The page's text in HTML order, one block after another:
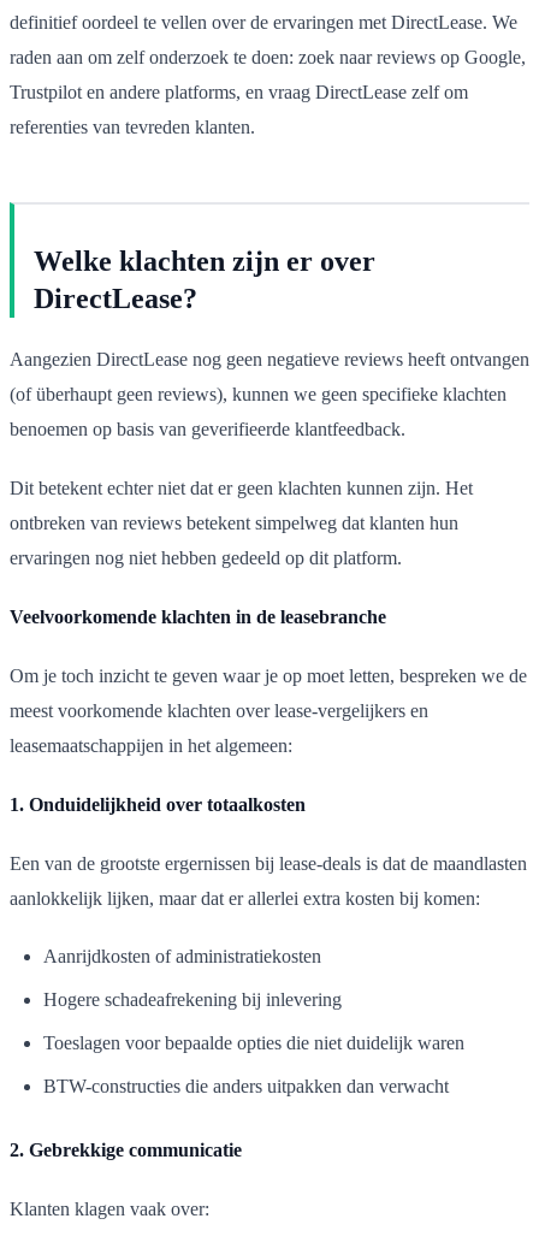
definitief oordeel te vellen over de ervaringen met DirectLease. We
raden aan om zelf onderzoek te doen: zoek naar reviews op Google,
Trustpilot en andere platforms, en vraag DirectLease zelf om
referenties van tevreden klanten.
Welke klachten zijn er over
DirectLease?
Aangezien DirectLease nog geen negatieve reviews heeft ontvangen
(of überhaupt geen reviews), kunnen we geen specifieke klachten
benoemen op basis van geverifieerde klantfeedback.
Dit betekent echter niet dat er geen klachten kunnen zijn. Het
ontbreken van reviews betekent simpelweg dat klanten hun
ervaringen nog niet hebben gedeeld op dit platform.
Veelvoorkomende klachten in de leasebranche
Om je toch inzicht te geven waar je op moet letten, bespreken we de
meest voorkomende klachten over lease-vergelijkers en
leasemaatschappijen in het algemeen:
1. Onduidelijkheid over totaalkosten
Een van de grootste ergernissen bij lease-deals is dat de maandlasten
aanlokkelijk lijken, maar dat er allerlei extra kosten bij komen:
Aanrijdkosten of administratiekosten
Hogere schadeafrekening bij inlevering
Toeslagen voor bepaalde opties die niet duidelijk waren
BTW-constructies die anders uitpakken dan verwacht
2. Gebrekkige communicatie
Klanten klagen vaak over: